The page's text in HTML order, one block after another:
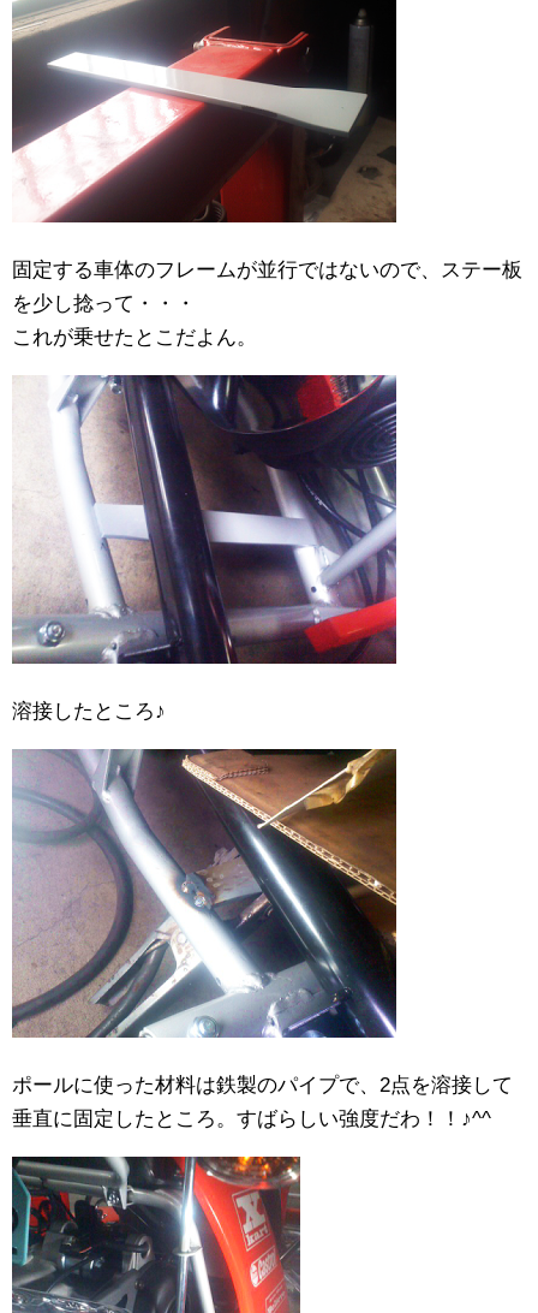
固定する車体のフレームが並行ではないので、ステー板
を少し捻って・・・
これが乗せたとこだよん。
溶接したところ♪
ポールに使った材料は鉄製のパイプで、2点を溶接して
垂直に固定したところ。すばらしい強度だわ！！♪^^